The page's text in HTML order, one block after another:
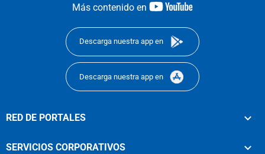
Más contenido en
youtube-
Descarga nuestra app en
Descarga nuestra app en
RED DE PORTALES
SERVICIOS CORPORATIVOS